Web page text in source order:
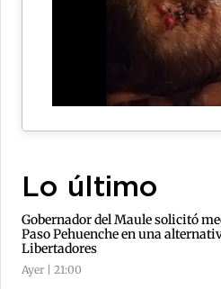
Lo último
Gobernador del Maule solicitó
Paso Pehuenche en una
Libertadores
Ayer | 21:00